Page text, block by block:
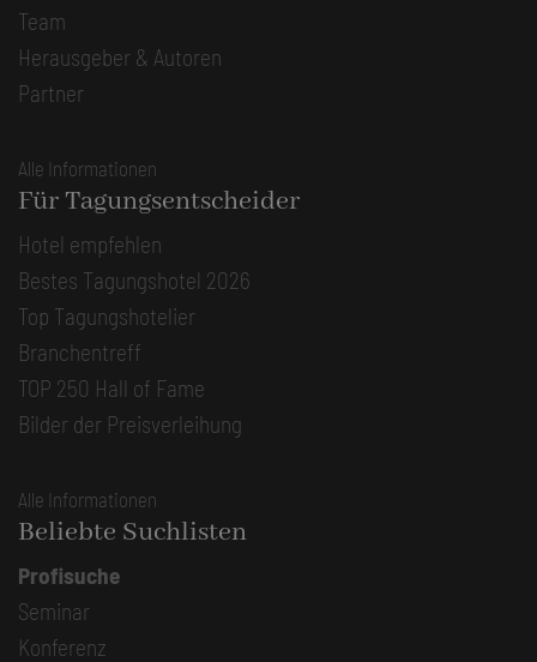
Team
Herausgeber & Autoren
Partner
Alle Informationen
Für Tagungsentscheider
Hotel empfehlen
Bestes Tagungshotel 2026
Top Tagungshotelier
Branchentreff
TOP 250 Hall of Fame
Bilder der Preisverleihung
Alle Informationen
Beliebte Suchlisten
Profisuche
Seminar
Konferenz